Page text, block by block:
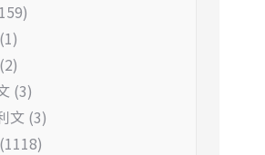
(3)
文 (3)